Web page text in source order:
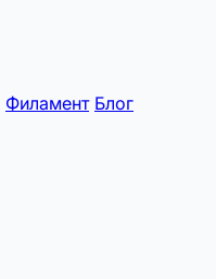
Филамент Блог